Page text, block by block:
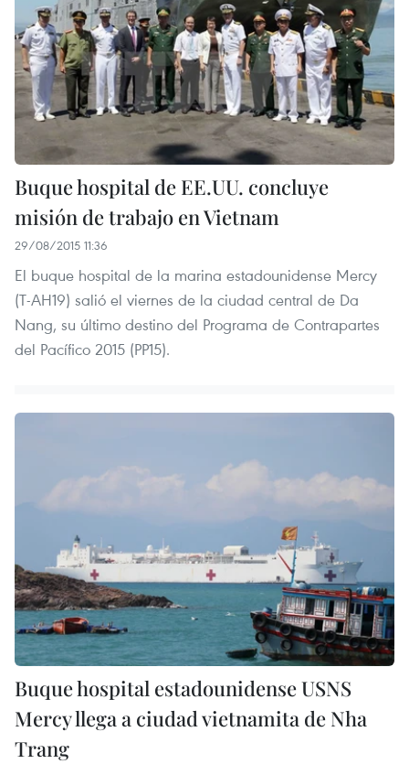
Buque hospital de EE.UU. concluye
misión de trabajo en Vietnam
29/08/2015 11:36
El buque hospital de la marina estadounidense Mercy
(T-AH19) salió el viernes de la ciudad central de Da
Nang, su último destino del Programa de Contrapartes
del Pacífico 2015 (PP15).
Buque hospital estadounidense USNS
Mercy llega a ciudad vietnamita de Nha
Trang